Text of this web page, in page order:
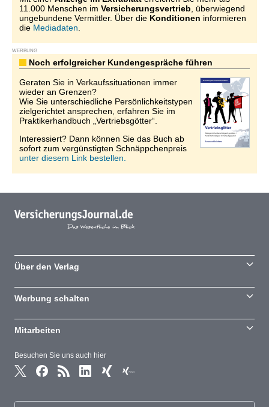
11.000 Menschen im Versicherungsvertrieb , überwiegend
ungebundene Vermittler. Über die Konditionen informieren
die Mediadaten
WERBUNG
Noch erfolgreicher Kundengespräche führen
Geraten Sie in Verkaufssituationen immer
wieder an Grenzen?
Wie Sie unterschiedliche Persönlichkeitstypen
zielgerichtet ansprechen, erfahren Sie im
Praktikerhandbuch „Vertriebsgötter“.
Interessiert? Dann können Sie das Buch ab
sofort zum vergünstigten Schnäppchenpreis
unter diesem Link bestellen.
Besuchen Sie uns auch hier
Über den Verlag
Werbung schalten
Mitarbeiten